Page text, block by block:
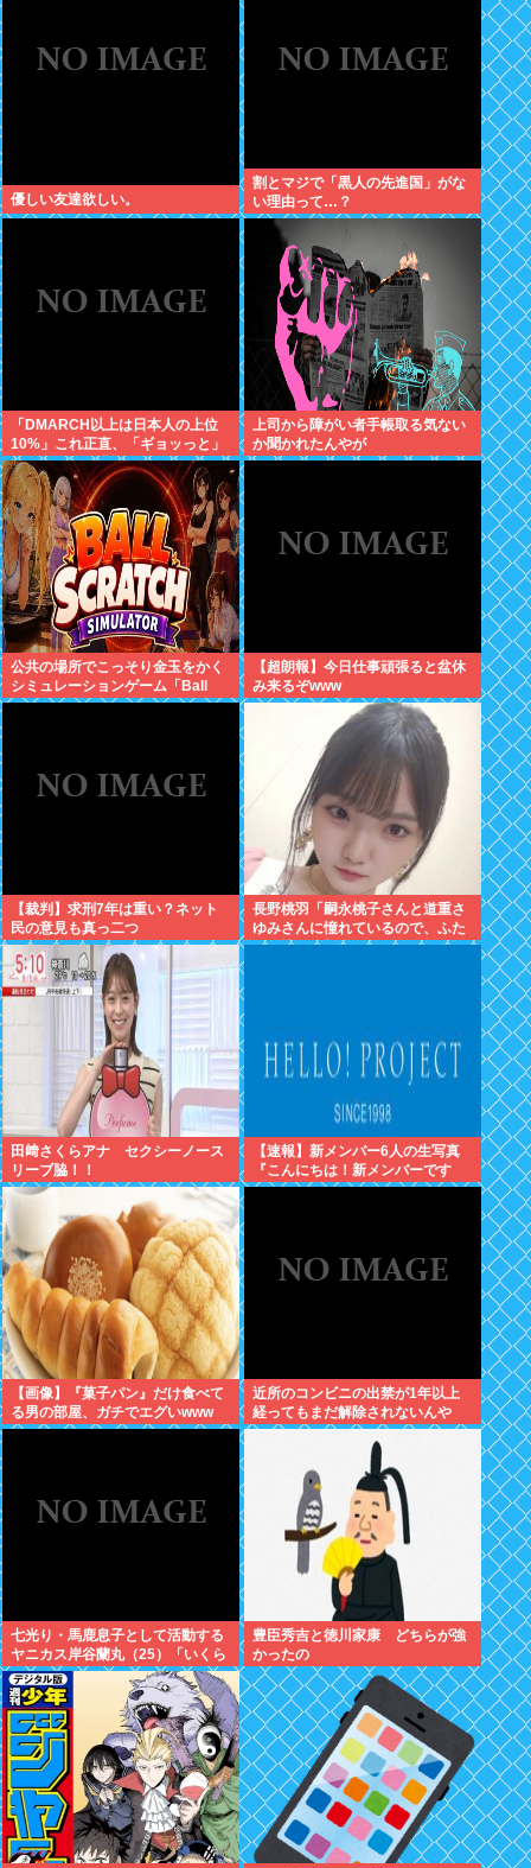
優しい友達欲しい。
割とマジで「黒人の先進国」がな
い理由って…？
「DMARCH以上は日本人の上位
10%」これ正直、「ギョッっと」
するよなあ…職場でもMARCH同
以下の低学歴とかあんまり観ない
上司から障がい者手帳取る気ない
か聞かれたんやが
公共の場所でこっそり金玉をかく
シミュレーションゲーム「Ball
Scratch Simulator」がSteamで
【超朗報】今日仕事頑張ると盆休
み来るぞwww
【裁判】求刑7年は重い？ネット
民の意見も真っ二つ
長野桃羽「嗣永桃子さんと道重さ
ゆみさんに憧れているので、ふた
りの憧れの部分をぎゅっと集めた
田﨑さくらアナ セクシーノース
リーブ脇！！
【速報】新メンバー6人の生写真
『こんにちは！新メンバーです
☆』
【画像】『菓子パン』だけ食べて
る男の部屋、ガチでエグいwww
近所のコンビニの出禁が1年以上
経ってもまだ解除されないんや
が…
七光り・馬鹿息子として活動する
ヤニカス岸谷蘭丸（25）「いくら
税金を我々が払ってるんだと」
豊臣秀吉と徳川家康 どちらが強
かったの